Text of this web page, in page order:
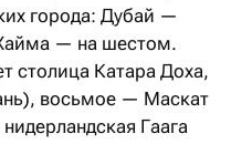
города: Дубай —
— на шестом.
столица Катара Доха,
восьмое — Маскат
Гаага